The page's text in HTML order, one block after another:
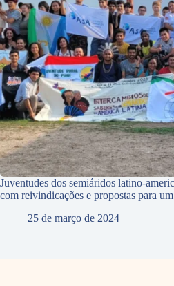
Juventudes dos semiáridos latino-
com reivindicações e propostas para
25 de março de 2024